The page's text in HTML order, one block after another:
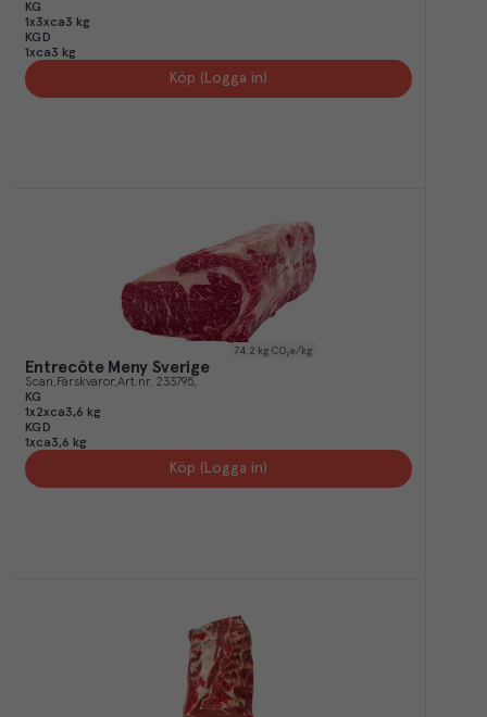
KG
1x3xca3 kg
KGD
1xca3 kg
Köp (Logga in)
74.2 kg CO₂e/kg
Entrecôte Meny Sverige
Scan Färskvaror Art.nr. 233795
KG
1x2xca3,6 kg
KGD
1xca3,6 kg
Köp (Logga in)